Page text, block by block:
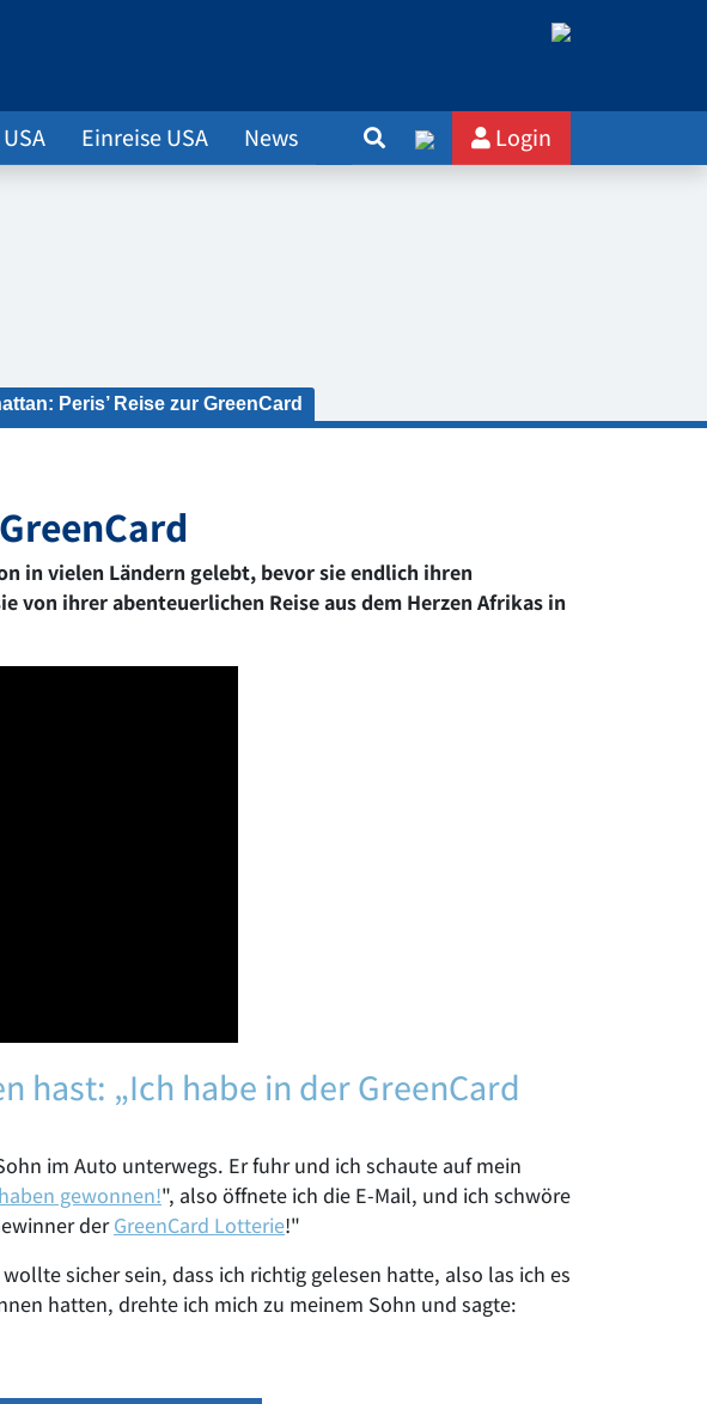
Einreise USA News Login
Peris’ Reise zur GreenCard
in vielen Ländern gelebt, bevor sie endlich ihren
ihrer abenteuerlichen Reise aus dem Herzen Afrikas in
hast: „Ich habe in der GreenCard
im Auto unterwegs. Er fuhr und ich schaute auf mein
gewonnen!", also öffnete ich die E-Mail, und ich schwöre
derGreenCard Lotterie!"
sicher sein, dass ich richtig gelesen hatte, also las ich es
hatten, drehte ich mich zu meinem Sohn und sagte: